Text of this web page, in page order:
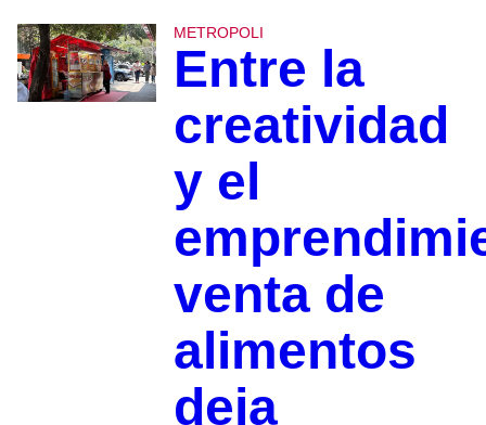
METROPOLI
Entre la
creatividad
y el
venta de
alimentos
deja